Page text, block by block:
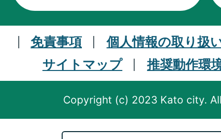
免責事項
個人情報の取り扱
サイトマップ
推奨動作環
Copyright (c) 2023 Kato city.